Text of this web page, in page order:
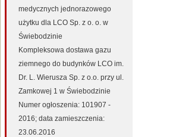
medycznych jednorazowego
użytku dla LCO Sp. z o. o. w
Świebodzinie
Kompleksowa dostawa gazu
ziemnego do budynków LCO im.
Dr. L. Wierusza Sp. z o.o. przy ul.
Zamkowej 1 w Świebodzinie
Numer ogłoszenia: 101907 -
2016; data zamieszczenia:
23.06.2016